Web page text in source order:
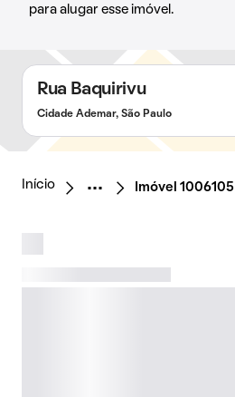
para alugar esse imóvel.
Rua Baquirivu
Cidade Ademar, São Paulo
Início Imóvel 1006105